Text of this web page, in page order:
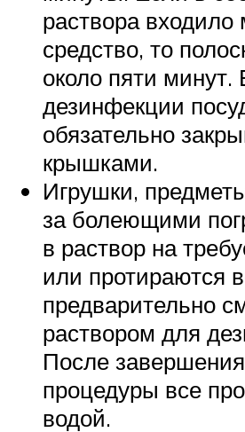
раствора
средство, то
около пяти минут.
дезинфекции
обязательно
крышками.
Игрушки,
за болеющими
в раствор на
или протираются
предварительно
раствором для
После
процедуры все
водой.